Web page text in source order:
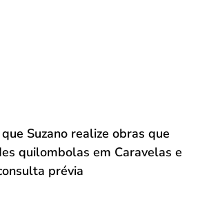
Suzano realize obras que
quilombolas em Caravelas e
prévia